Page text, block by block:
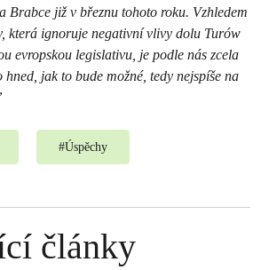
Brabce již v březnu tohoto roku. Vzhledem
která ignoruje negativní vlivy dolu Turów
evropskou legislativu, je podle nás zcela
jak to bude možné, tedy nejspíše na
#Úspěchy
články